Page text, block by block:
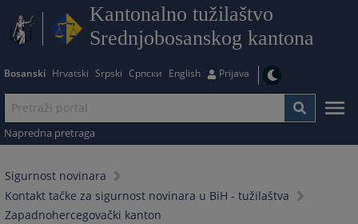
Kantonalno tužilaštvo
Srednjobosanskog kantona
Bosanski Hrvatski Srpski Српски English Prijava
Napredna pretraga
Sigurnost novinara
Kontakt tačke za sigurnost novinara u BiH - tužilaštva
Zapadnohercegovački kanton